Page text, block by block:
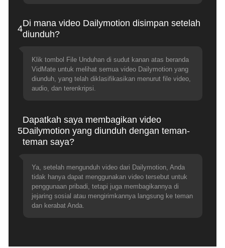
4
Di mana video Dailymotion disimpan setelah
diunduh?
Klik tombol File Unduhan di sudut kanan atas beranda
VidMate untuk melihat semua video Dailymotion yang
diunduh, yang telah diklasifikasikan menurut file video,
audio, dan terenkripsi.
5
Dapatkah saya membagikan video
Dailymotion yang diunduh dengan teman-
teman saya?
Ya, setelah mengunduh video dari Dailymotion, Anda
tidak hanya dapat menggunakan video tersebut untuk
penggunaan pribadi, tetapi juga membagikannya di
jejaring sosial atau mengirimkannya langsung ke teman
dan kerabat Anda.